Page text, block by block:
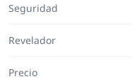
Seguridad
Revelador
Precio